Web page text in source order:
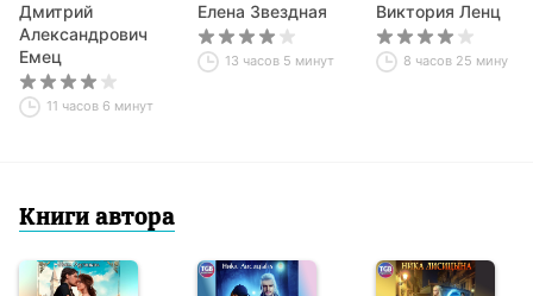
контрабас
Дмитрий
Александрович
Емец
11 часов 6 минут
Елена Звездная
13 часов 5 минут
Виктория Ленц
8 часов 25 минут
Книги автора